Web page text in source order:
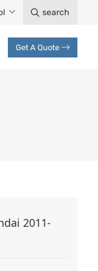
search
Get A Quote
2011-